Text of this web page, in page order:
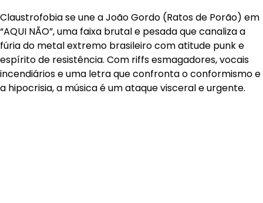
Claustrofobia se une a João Gordo (Ratos de Porão) em
“AQUI NÃO”, uma faixa brutal e pesada que canaliza a
fúria do metal extremo brasileiro com atitude punk e
espírito de resistência. Com riffs esmagadores, vocais
incendiários e uma letra que confronta o conformismo e
a hipocrisia, a música é um ataque visceral e urgente.